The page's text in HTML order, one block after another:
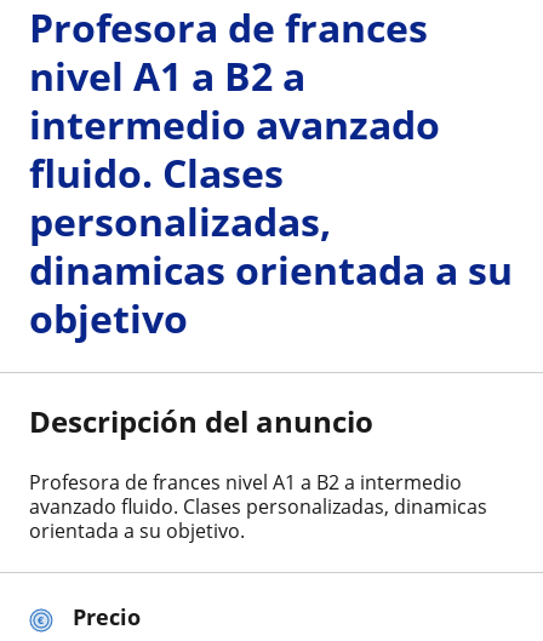
Precio
Profesora de frances
nivel A1 a B2 a
intermedio avanzado
fluido. Clases
personalizadas,
dinamicas orientada a su
objetivo
Descripción del anuncio
Profesora de frances nivel A1 a B2 a intermedio
avanzado fluido. Clases personalizadas, dinamicas
orientada a su objetivo.